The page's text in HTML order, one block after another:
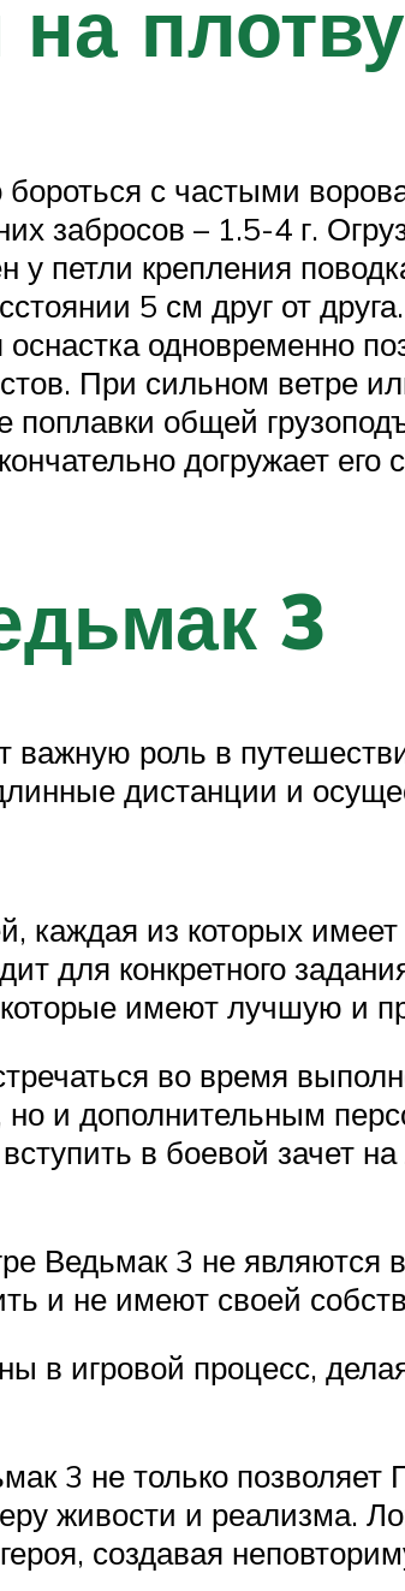
на плотву
с частыми
забросов – 1.5-4 г.
у петли крепления
5 см друг от
одновременно
При сильном ветре
общей
догружает его
3
роль в
дистанции и
каждая из которых
для конкретного
имеют лучшую и
во время
и дополнительным
в боевой зачет
Ведьмак 3 не
и не имеют своей
в игровой процесс,
3 не только позволяет
живости и реализма.
создавая